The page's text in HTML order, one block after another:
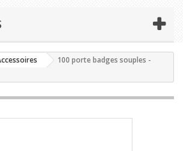
100 porte badges souples -